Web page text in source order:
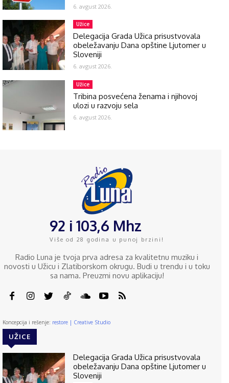
6. avgust 2026.
Užice
Delegacija Grada Užica prisustvovala
obeležavanju Dana opštine Ljutomer u
Sloveniji
6. avgust 2026.
Užice
Tribina posvećena ženama i njihovoj
ulozi u razvoju sela
6. avgust 2026.
92 i 103,6 Mhz
Više od 28 godina u punoj brzini!
Radio Luna je tvoja prva adresa za kvalitetnu muziku i
novosti u Užicu i Zlatiborskom okrugu. Budi u trendu i u toku
sa nama. Preuzmi novu aplikaciju!
Koncepcija i rešenje: restore | Creative Studio
UŽICE
Delegacija Grada Užica prisustvovala
obeležavanju Dana opštine Ljutomer u
Sloveniji